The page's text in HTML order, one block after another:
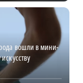
вошли в мини-